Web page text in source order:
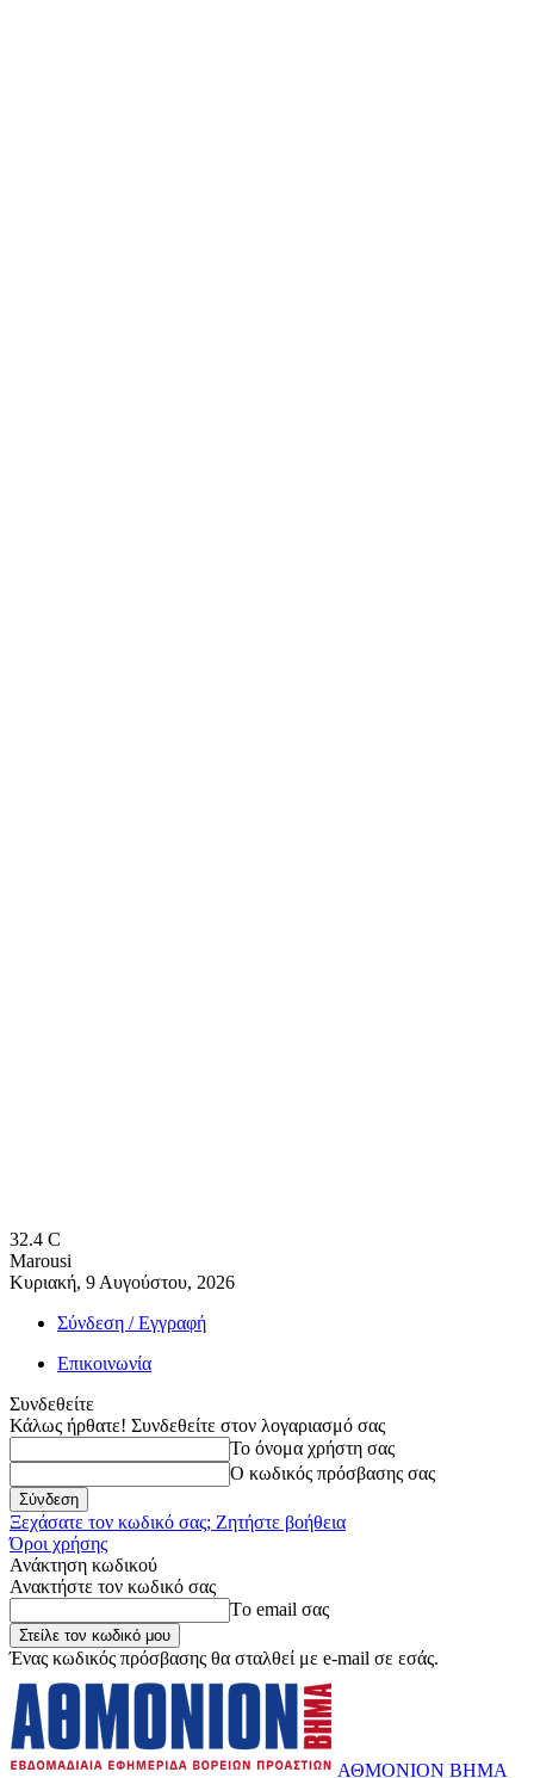
32.4 C
Marousi
Κυριακή, 9 Αυγούστου, 2026
Σύνδεση / Εγγραφή
Επικοινωνία
Συνδεθείτε
Κάλως ήρθατε! Συνδεθείτε στον λογαριασμό σας
Το όνομα χρήστη σας
Ο κωδικός πρόσβασης σας
Ξεχάσατε τον κωδικό σας; Ζητήστε βοήθεια
Όροι χρήσης
Ανάκτηση κωδικού
Ανακτήστε τον κωδικό σας
Tο email σας
Ένας κωδικός πρόσβασης θα σταλθεί με e-mail σε εσάς.
ΑΘΜΟΝΙΟΝ ΒΗΜΑ